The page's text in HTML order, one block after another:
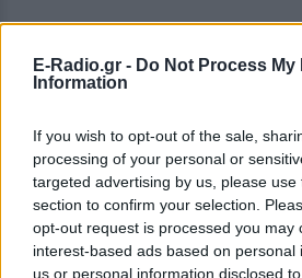
E-Radio.gr - Do Not Process My
Information
If you wish to opt-out of the sale,
processing of your personal or
targeted advertising by us, please
section to confirm your selection.
opt-out request is processed you may
interest-based ads based on personal
us or personal information disclosed